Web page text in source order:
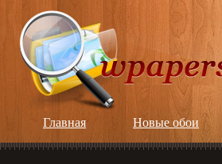
Главная Новые обои